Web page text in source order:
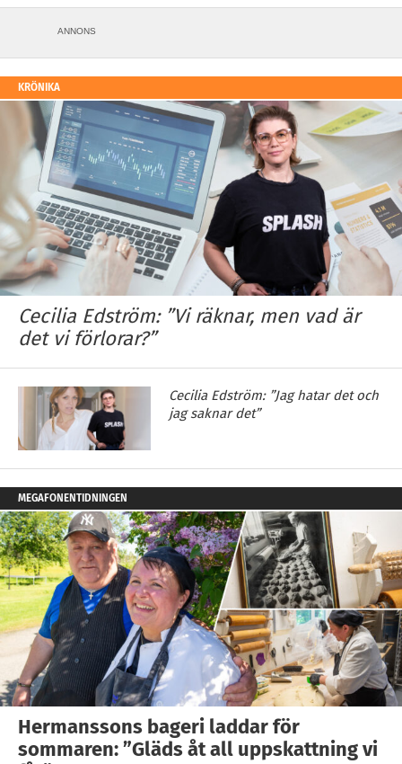
ANNONS
KRÖNIKA
Cecilia Edström: ”Vi räknar, men vad är
det vi förlorar?”
Cecilia Edström: ”Jag hatar det och
jag saknar det”
MEGAFONENTIDNINGEN
Hermanssons bageri laddar för
sommaren: ”Gläds åt all uppskattning vi